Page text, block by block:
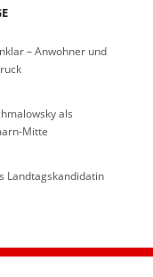
– Anwohner und
als
Mitte
Landtagskandidatin